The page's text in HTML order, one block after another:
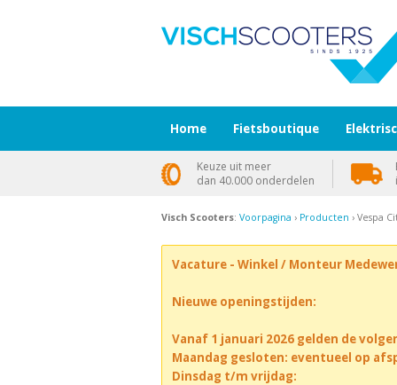
Visch Scooters: Voorpagina › Producten › Vespa
Vacature - Winkel / Monteur
Nieuwe openingstijden:
Vanaf 1 januari 2026 gelden de
Maandag gesloten: eventueel op
Dinsdag t/m vrijdag:
Home Fietsboutique
Keuze uit meer
dan 40.000 onderdelen